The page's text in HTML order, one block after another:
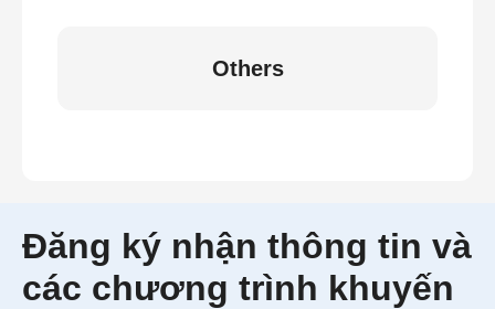
Others
Đăng ký nhận thông tin và
các chương trình khuyến